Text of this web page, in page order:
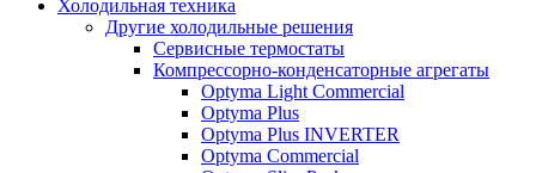
Холодильная техника
Другие холодильные решения
Сервисные термостаты
Компрессорно-конденсаторные агрегаты
Optyma Light Commercial
Optyma Plus
Optyma Plus INVERTER
Optyma Commercial